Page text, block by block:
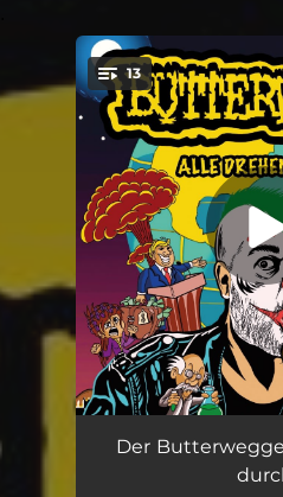
You're all set!
13
Intro (Butterwegge
Alle drehen durch
Der